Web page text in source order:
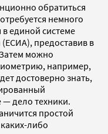
обратиться
немного
в единой системе
предоставив в
можно
например,
достоверно знать,
дело техники.
простой
либо